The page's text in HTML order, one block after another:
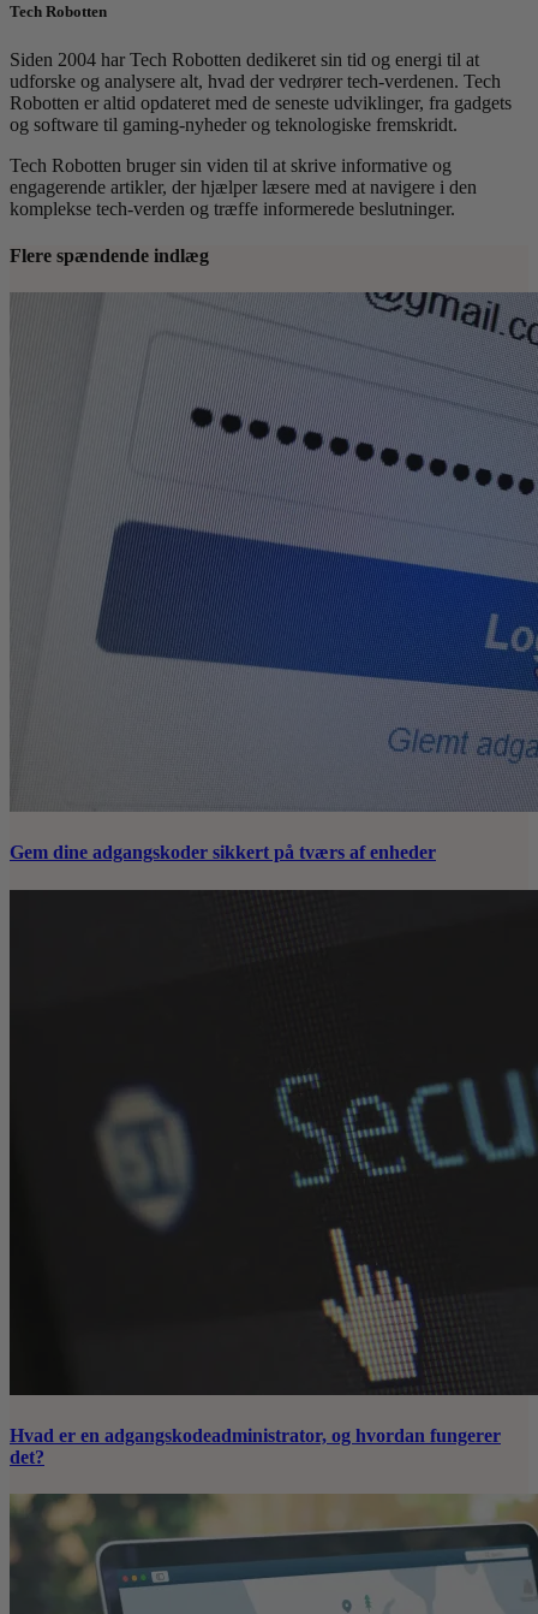
Tech Robotten
Siden 2004 har Tech Robotten dedikeret sin tid og energi til at
udforske og analysere alt, hvad der vedrører tech-verdenen. Tech
Robotten er altid opdateret med de seneste udviklinger, fra gadgets
og software til gaming-nyheder og teknologiske fremskridt.
Tech Robotten bruger sin viden til at skrive informative og
engagerende artikler, der hjælper læsere med at navigere i den
komplekse tech-verden og træffe informerede beslutninger.
Flere spændende indlæg
Gem dine adgangskoder sikkert på tværs af enheder
Hvad er en adgangskodeadministrator, og hvordan fungerer
det?